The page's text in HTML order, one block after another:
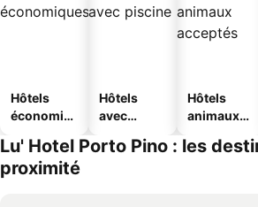
Hôtels
économiq
Hôtels
avec
Hôtels
animaux
Lu' Hotel Porto Pino : les
proximité